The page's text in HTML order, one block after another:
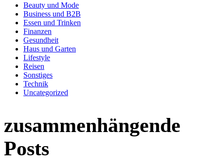
Beauty und Mode
Business und B2B
Essen und Trinken
Finanzen
Gesundheit
Haus und Garten
Lifestyle
Reisen
Sonstiges
Technik
Uncategorized
zusammenhängende
Posts